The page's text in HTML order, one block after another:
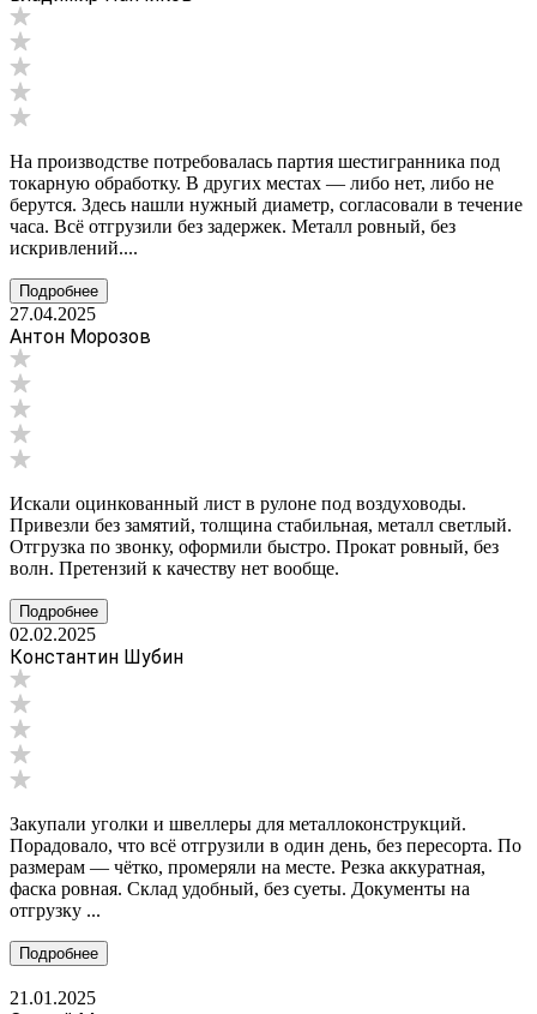
На производстве потребовалась партия шестигранника под
токарную обработку. В других местах — либо нет, либо не
берутся. Здесь нашли нужный диаметр, согласовали в течение
часа. Всё отгрузили без задержек. Металл ровный, без
искривлений....
Подробнее
27.04.2025
Антон Морозов
Искали оцинкованный лист в рулоне под воздуховоды.
Привезли без замятий, толщина стабильная, металл светлый.
Отгрузка по звонку, оформили быстро. Прокат ровный, без
волн. Претензий к качеству нет вообще.
Подробнее
02.02.2025
Константин Шубин
Закупали уголки и швеллеры для металлоконструкций.
Порадовало, что всё отгрузили в один день, без пересорта. По
размерам — чётко, промеряли на месте. Резка аккуратная,
фаска ровная. Склад удобный, без суеты. Документы на
отгрузку ...
Подробнее
21.01.2025